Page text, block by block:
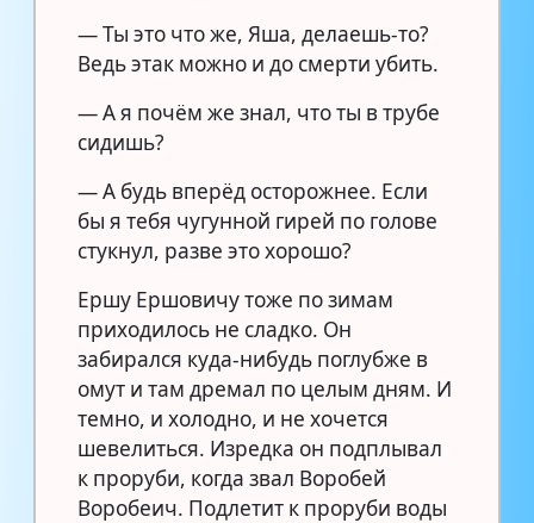
— Ты это что же, Яша, делаешь-то?
Ведь этак можно и до смерти убить.
— А я почём же знал, что ты в трубе
сидишь?
— А будь вперёд осторожнее. Если
бы я тебя чугунной гирей по голове
стукнул, разве это хорошо?
Ершу Ершовичу тоже по зимам
приходилось не сладко. Он
забирался куда-нибудь поглубже в
омут и там дремал по целым дням. И
темно, и холодно, и не хочется
шевелиться. Изредка он подплывал
к проруби, когда звал Воробей
Воробеич. Подлетит к проруби воды